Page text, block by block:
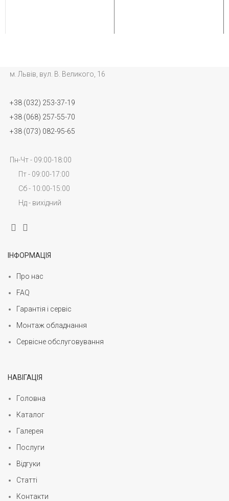
м. Львів, вул. В. Великого, 16
+38 (032) 253-37-19
+38 (068) 257-55-70
+38 (073) 082-95-65
Пн-Чт - 09:00-18:00
Пт - 09:00-17:00
Сб - 10:00-15:00
Нд - вихідний
ІНФОРМАЦІЯ
Про нас
FAQ
Гарантія і сервіс
Монтаж обладнання
Сервісне обслуговування
НАВІГАЦІЯ
Головна
Каталог
Галерея
Послуги
Відгуки
Статті
Контакти